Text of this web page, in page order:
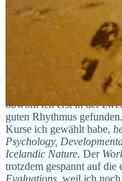
Seit letzter Woche haben
obwohl ich erst in der
guten Rhythmus
Kurse ich gewählt habe,
Psychology,
Icelandic Nature. Der
trotzdem gespannt auf die
Evaluations, weil ich